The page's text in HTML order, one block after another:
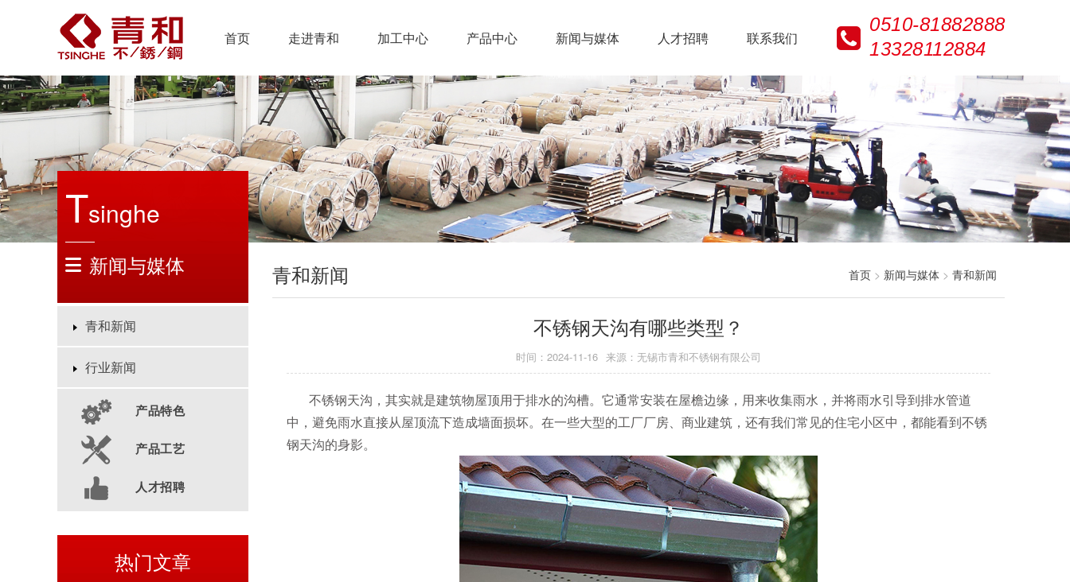
0510-81882888
13328112884
首页 走进青和
公司简介
企业文化
企业发展
荣誉资质
战略布局
合作伙伴
社会责任
加工中心
横切
纵切
激光切割
干磨拉丝
产品中心
304/304L
钢板
316/316L
钢板
J1/J2不锈
钢板
309S不锈
钢板
新闻与媒体
行业新闻
人才招聘 联系我们
Tsinghe
新闻与媒体
青和新闻
行业新闻
产品特色
产品工艺
人才招聘
热门文章
青和新闻 首页 > 新闻与媒体 > 青和新闻
不锈钢天沟有哪些类型？
时间：2024-11-16 来源：无锡市青和不锈钢有限公司
不锈钢天沟，其实就是建筑物屋顶用于排水的沟槽。它通常安装在屋檐边缘，用来收集雨水，并将雨水引导到排水管道
中，避免雨水直接从屋顶流下造成墙面损坏。在一些大型的工厂厂房、商业建筑，还有我们常见的住宅小区中，都能看到不锈
钢天沟的身影。